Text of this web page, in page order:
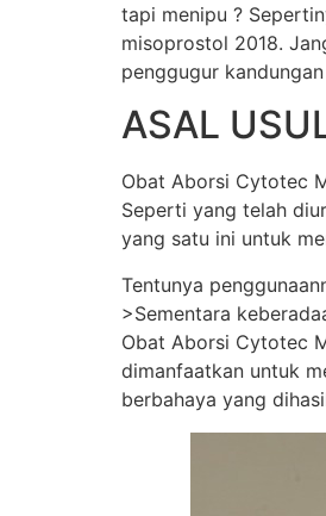
tapi menipu ?
misoprostol 2018.
penggugur
ASAL
Obat Aborsi Cytotec
Seperti yang telah
yang satu ini untuk
Tentunya
>Sementara
Obat Aborsi Cytotec
dimanfaatkan untuk
berbahaya yang